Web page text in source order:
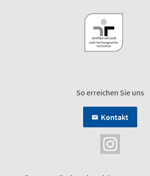
So erreichen Sie uns
Kontakt